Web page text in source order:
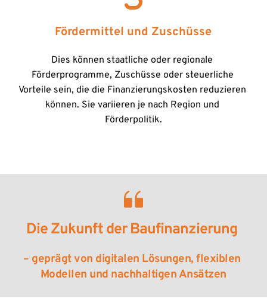
Fördermittel und Zuschüsse
Dies können staatliche oder regionale
Förderprogramme, Zuschüsse oder steuerliche
Vorteile sein, die die Finanzierungskosten reduzieren
können. Sie variieren je nach Region und
Förderpolitik.
Die Zukunft der Baufinanzierung
– geprägt von digitalen Lösungen, flexiblen
Modellen und nachhaltigen Ansätzen